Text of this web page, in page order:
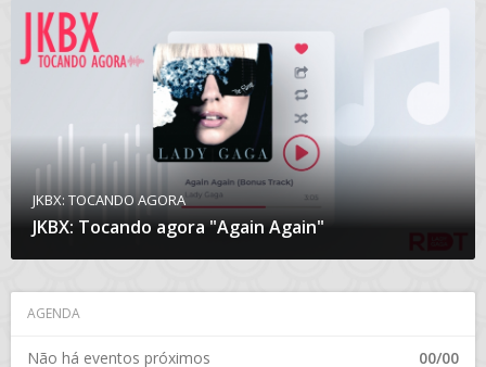
JKBX: TOCANDO AGORA
JKBX: Tocando agora "Again Again"
AGENDA
Não há eventos próximos 00/00